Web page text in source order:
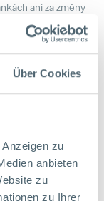
Über Cookies
zu
anbieten
zu
zu Ihrer
initial review
ani za změny
s obsahem